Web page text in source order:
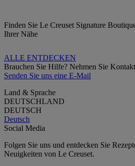
Finden Sie Le Creuset Signature
Ihrer Nähe
ALLE ENTDECKEN
Brauchen Sie Hilfe? Nehmen Sie
Senden Sie uns eine E-Mail
Land & Sprache
DEUTSCHLAND
DEUTSCH
Deutsch
Social Media
Folgen Sie uns und entdecken Sie
Neuigkeiten von Le Creuset.